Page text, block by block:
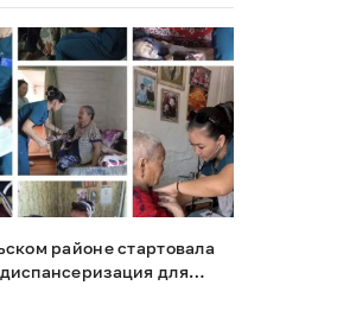
районе стартовала
для
граждан